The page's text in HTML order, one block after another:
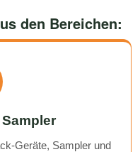
den Bereichen:
Geräte, Sampler und